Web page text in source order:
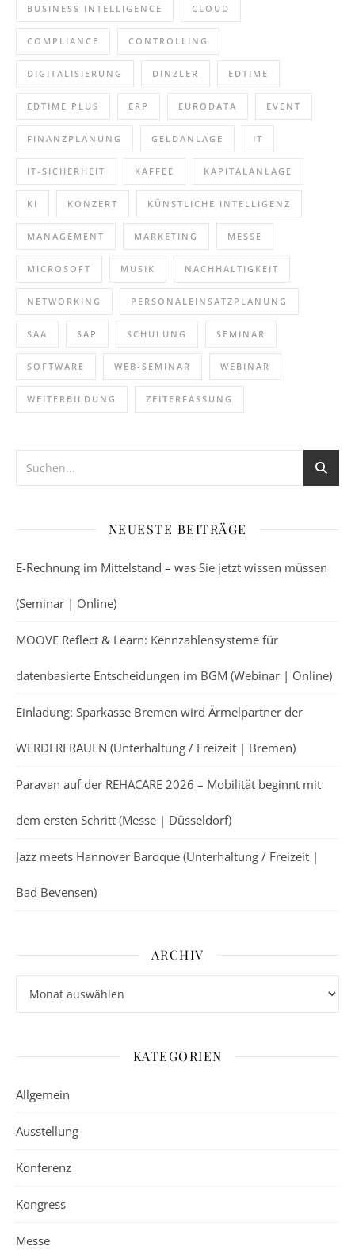
BUSINESS INTELLIGENCE CLOUD
COMPLIANCE CONTROLLING
DIGITALISIERUNG DINZLER EDTIME
EDTIME PLUS ERP EURODATA EVENT
FINANZPLANUNG GELDANLAGE IT
IT-SICHERHEIT KAFFEE KAPITALANLAGE
KI KONZERT KÜNSTLICHE INTELLIGENZ
MANAGEMENT MARKETING MESSE
MICROSOFT MUSIK NACHHALTIGKEIT
NETWORKING PERSONALEINSATZPLANUNG
SAA SAP SCHULUNG SEMINAR
SOFTWARE WEB-SEMINAR WEBINAR
WEITERBILDUNG ZEITERFASSUNG
NEUESTE BEITRÄGE
E-Rechnung im Mittelstand – was Sie jetzt wissen müssen
(Seminar | Online)
MOOVE Reflect & Learn: Kennzahlensysteme für
datenbasierte Entscheidungen im BGM (Webinar | Online)
Einladung: Sparkasse Bremen wird Ärmelpartner der
WERDERFRAUEN (Unterhaltung / Freizeit | Bremen)
Paravan auf der REHACARE 2026 – Mobilität beginnt mit
dem ersten Schritt (Messe | Düsseldorf)
Jazz meets Hannover Baroque (Unterhaltung / Freizeit |
Bad Bevensen)
ARCHIV
KATEGORIEN
Allgemein
Ausstellung
Konferenz
Kongress
Messe